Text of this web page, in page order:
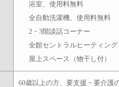
浴室、使用料無料
全自動洗濯機、使用料無料
2・3階談話コーナー
全館セントラルヒーティング
屋上スペース（物干し付）
60歳以上の方、要支援・要介護